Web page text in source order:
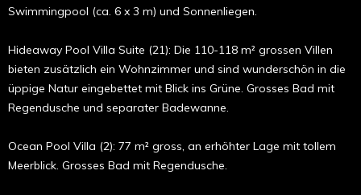
Swimming­pool (ca. 6 x 3 m) und Sonnen­liegen.
Hideaway Pool Villa Suite (21): Die 110-118 m² grossen Villen
bieten zusätzlich ein Wohnzimmer und sind wunderschön in die
üppige Natur eingebettet mit Blick ins Grüne. Grosses Bad mit
Regendusche und separater Badewanne.
Ocean Pool Villa (2): 77 m² gross, an erhöhter Lage mit tollem
Meerblick. Grosses Bad mit Regendusche.